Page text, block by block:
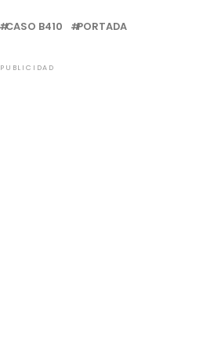
CASO B410
PORTADA
PUBLICIDAD